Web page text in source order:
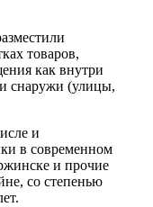
товаров,
как внутри
снаружи (улицы,
и
в современном
и прочие
со степенью